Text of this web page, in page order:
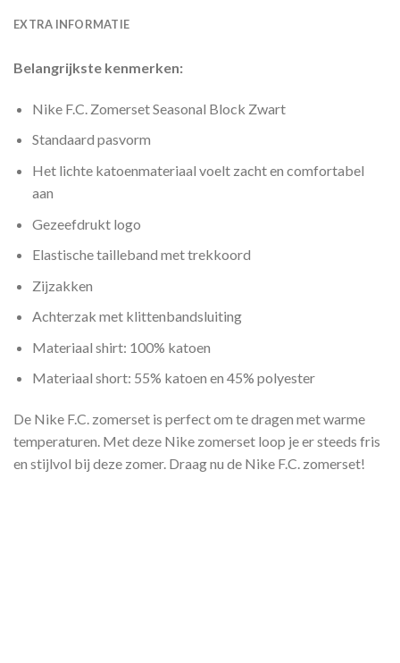
EXTRA INFORMATIE
Belangrijkste kenmerken:
Nike F.C. Zomerset Seasonal Block Zwart
Standaard pasvorm
Het lichte katoenmateriaal voelt zacht en comfortabel
aan
Gezeefdrukt logo
Elastische tailleband met trekkoord
Zijzakken
Achterzak met klittenbandsluiting
Materiaal shirt: 100% katoen
Materiaal short: 55% katoen en 45% polyester
De Nike F.C. zomerset is perfect om te dragen met warme
temperaturen. Met deze Nike zomerset loop je er steeds fris
en stijlvol bij deze zomer. Draag nu de Nike F.C. zomerset!